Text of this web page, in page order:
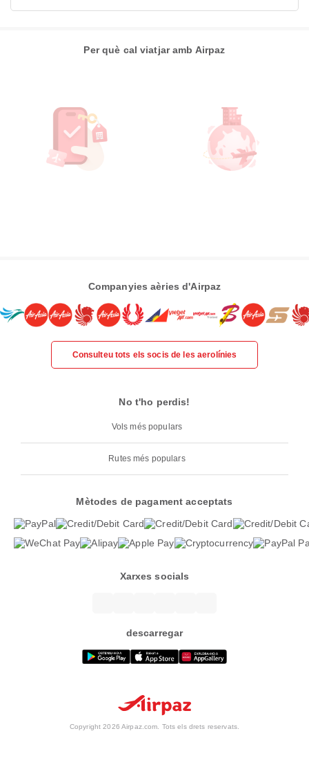
Per què cal viatjar amb Airpaz
Companyies aèries d'Airpaz
Consulteu tots els socis de les aerolínies
No t'ho perdis!
Vols més populars
Rutes més populars
Mètodes de pagament acceptats
Xarxes socials
descarregar
Copyright 2026 Airpaz.com. Tots els drets reservats.